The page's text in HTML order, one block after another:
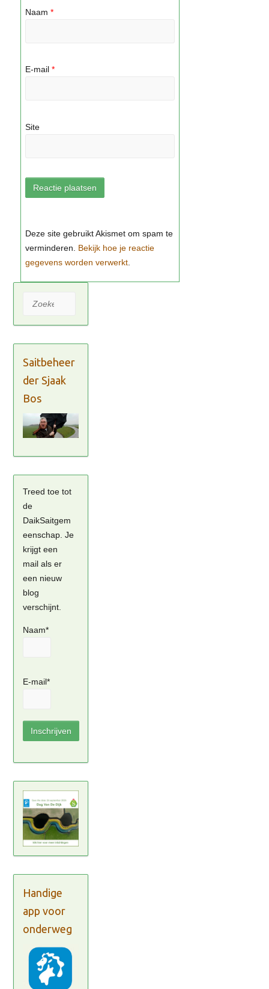
Naam *
E-mail *
Site
Bekijk hoe je reactie
gegevens worden verwerkt
Zoeken
Saitbeheer
der Sjaak
Bos
Treed toe tot
de
DaikSaitgem
eenschap. Je
krijgt een
mail als er
een nieuw
blog
verschijnt.
Naam*
E-mail*
Handige
app voor
onderweg